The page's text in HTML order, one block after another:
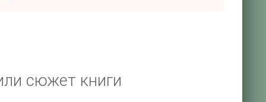
сюжет книги